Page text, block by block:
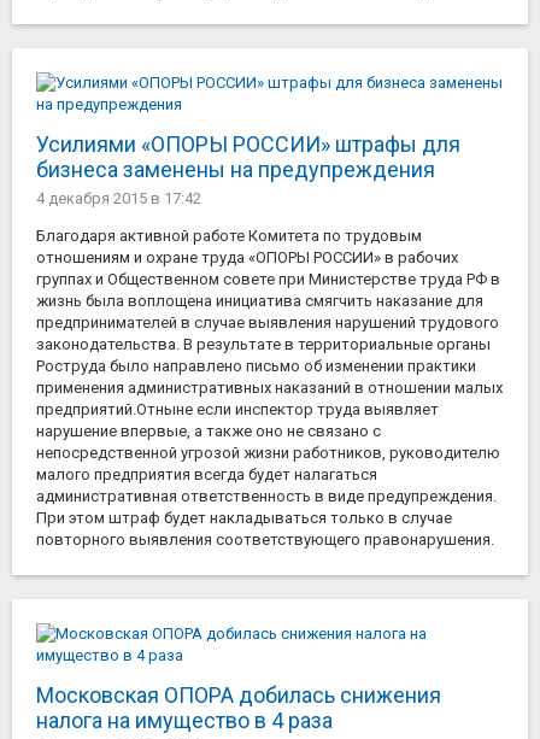
Усилиями «ОПОРЫ РОССИИ» штрафы для
бизнеса заменены на предупреждения
4 декабря 2015 в 17:42
Благодаря активной работе Комитета по трудовым
отношениям и охране труда «ОПОРЫ РОССИИ» в рабочих
группах и Общественном совете при Министерстве труда РФ в
жизнь была воплощена инициатива смягчить наказание для
предпринимателей в случае выявления нарушений трудового
законодательства. В результате в территориальные органы
Роструда было направлено письмо об изменении практики
применения административных наказаний в отношении малых
предприятий.Отныне если инспектор труда выявляет
нарушение впервые, а также оно не связано с
непосредственной угрозой жизни работников, руководителю
малого предприятия всегда будет налагаться
административная ответственность в виде предупреждения.
При этом штраф будет накладываться только в случае
повторного выявления соответствующего правонарушения.
Московская ОПОРА добилась снижения
налога на имущество в 4 раза